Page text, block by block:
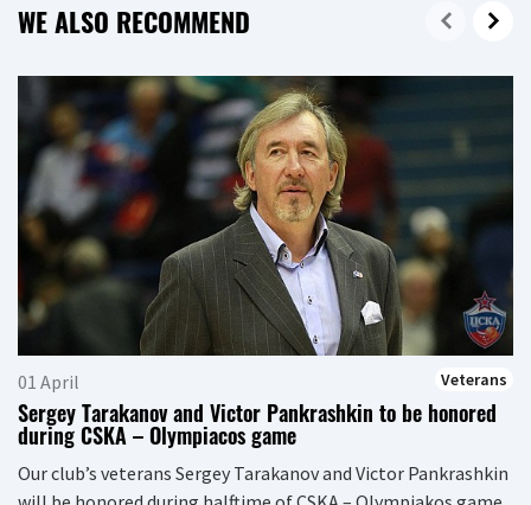
WE ALSO RECOMMEND
01 April Veterans
Sergey Tarakanov and Victor Pankrashkin to be honored
during CSKA – Olympiacos game
Our club’s veterans Sergey Tarakanov and Victor Pankrashkin